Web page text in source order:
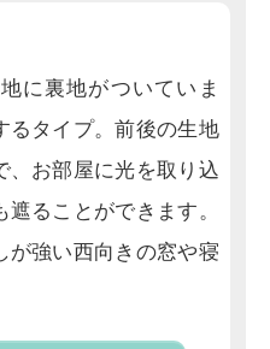
に裏地がついていま
るタイプ。前後の生地
、お部屋に光を取り込
ることができます。
が強い西向きの窓や寝